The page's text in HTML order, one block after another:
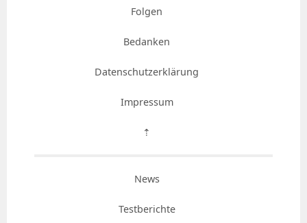
Folgen
Bedanken
Datenschutzerklärung
Impressum
⇡
News
Testberichte